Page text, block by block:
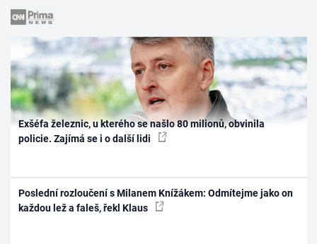
Exšéfa železnic, u kterého se našlo 80 milionů, obvinila
policie. Zajímá se i o další lidi
Poslední rozloučení s Milanem Knížákem: Odmítejme jako on
každou lež a faleš, řekl Klaus